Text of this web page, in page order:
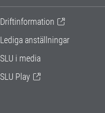
Driftinformation
Lediga anställningar
SLU i media
SLU Play